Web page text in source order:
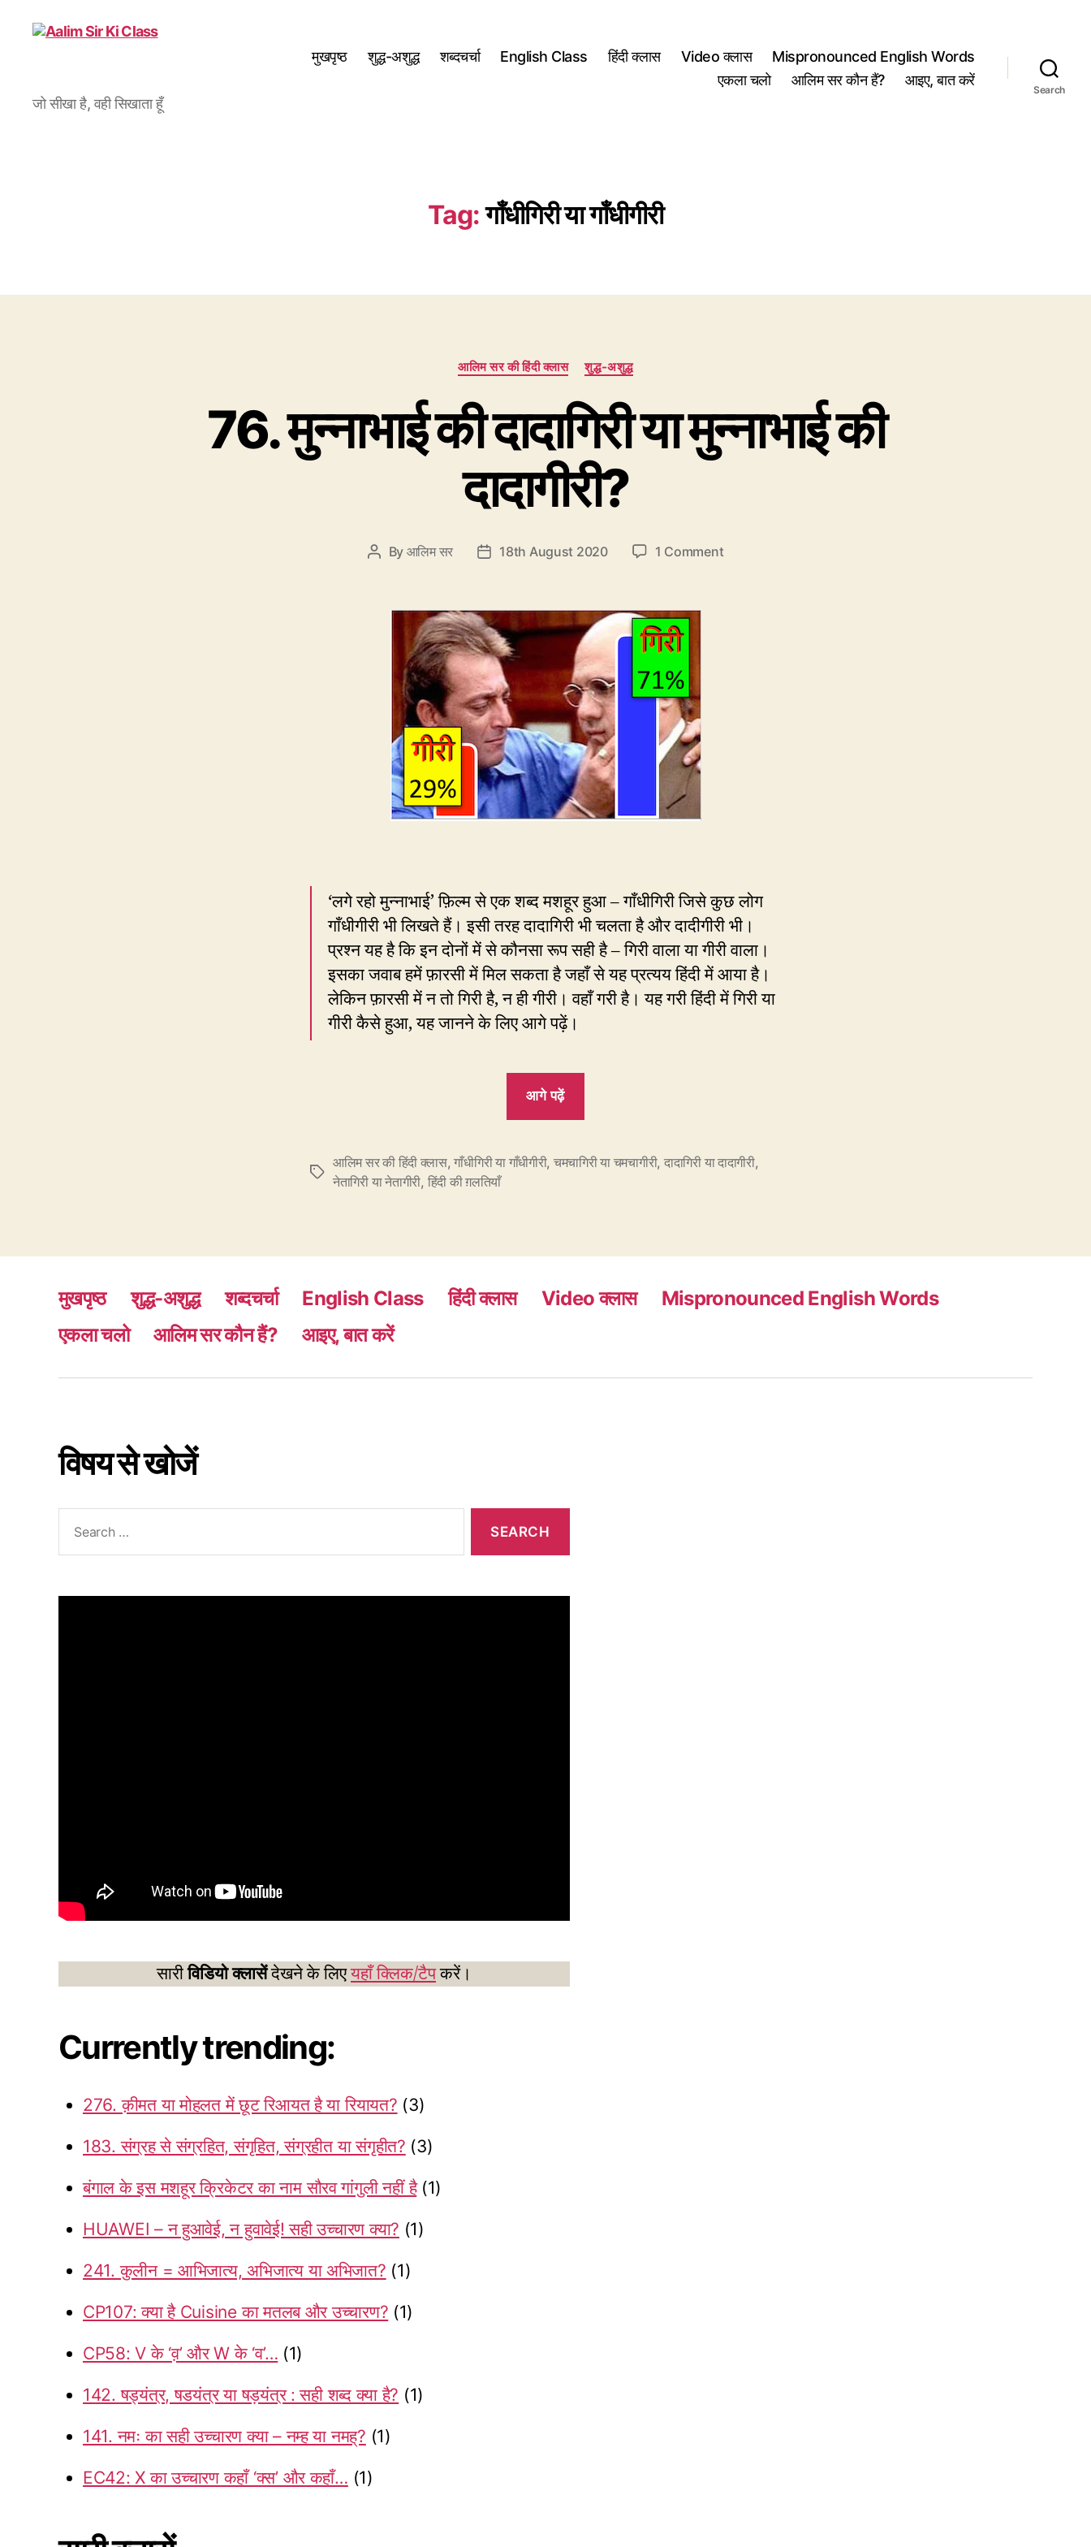
Aalim
Sir
जो सीखा है, वही सिखाता हूँ
मुखपृष्ठ शुद्ध-अशुद्ध शब्दचर्चा English Class हिंदी क्लास Video क्लास
Mispronounced English Words
एकला चलो
आलिम सर कौन हैं? आइए, बात करें
Search
Tag:गाँधीगिरी या गाँधीगीरी
Categories
आलिम सर की हिंदी क्लास शुद्ध-अशुद्ध
76. मुन्नाभाई की दादागिरी या मुन्नाभाई की
दादागीरी?
Post
By आलिम सर
Post18th August 2020 1 Commenton
‘लगे रहो मुन्नाभाई’ फ़िल्म से एक शब्द मशहूर हुआ – गाँधीगिरी जिसे कुछ लोग
गाँधीगीरी भी लिखते हैं। इसी तरह दादागिरी भी चलता है और दादीगीरी भी।
प्रश्न यह है कि इन दोनों में से कौनसा रूप सही है – गिरी वाला या गीरी वाला।
इसका जवाब हमें फ़ारसी में मिल सकता है जहाँ से यह प्रत्यय हिंदी में आया है।
लेकिन फ़ारसी में न तो गिरी है, न ही गीरी। वहाँ गरी है। यह गरी हिंदी में गिरी या
गीरी कैसे हुआ, यह जानने के लिए आगे पढ़ें।
आगे पढ़ें
दादागिरी
दादागीरी?”
Tags
आलिम सर की हिंदी क्लास,गाँधीगिरी या गाँधीगीरी, चमचागिरी या चमचागीरी, दादागिरी या दादागीरी,
नेतागिरी या नेतागीरी, हिंदी की ग़लतियाँ
मुखपृष्ठ शुद्ध-अशुद्ध शब्दचर्चा English Class हिंदी क्लास Video क्लास
Mispronounced English Words
एकला चलो
आलिम सर कौन हैं? आइए, बात करें
विषय से खोजें
for:
सारीविडियो क्लासेंदेखने के लिएयहाँ क्लिक/टैपकरें।
Currently trending:
276. क़ीमत या मोहलत में छूट रिआयत है या रियायत? (3)
183. संग्रह से संग्रहित, संगृहित, संग्रहीत या संगृहीत? (3)
बंगाल के इस मशहूर क्रिकेटर का नाम सौरव गांगुली नहीं है (1)
HUAWEI – न हुआवेई, न हुवावेई! सही उच्चारण क्या? (1)
241. कुलीन = आभिजात्य, अभिजात्य या अभिजात? (1)
CP107: क्या है Cuisine का मतलब और उच्चारण? (1)
CP58: V के ‘व़’ और W के ‘व’… (1)
142. षड्यंत्र, षडयंत्र या षड़यंत्र : सही शब्द क्या है? (1)
141. नमः का सही उच्चारण क्या – नम्ह या नमह्? (1)
EC42: X का उच्चारण कहाँ ‘क्स’ और कहाँ… (1)